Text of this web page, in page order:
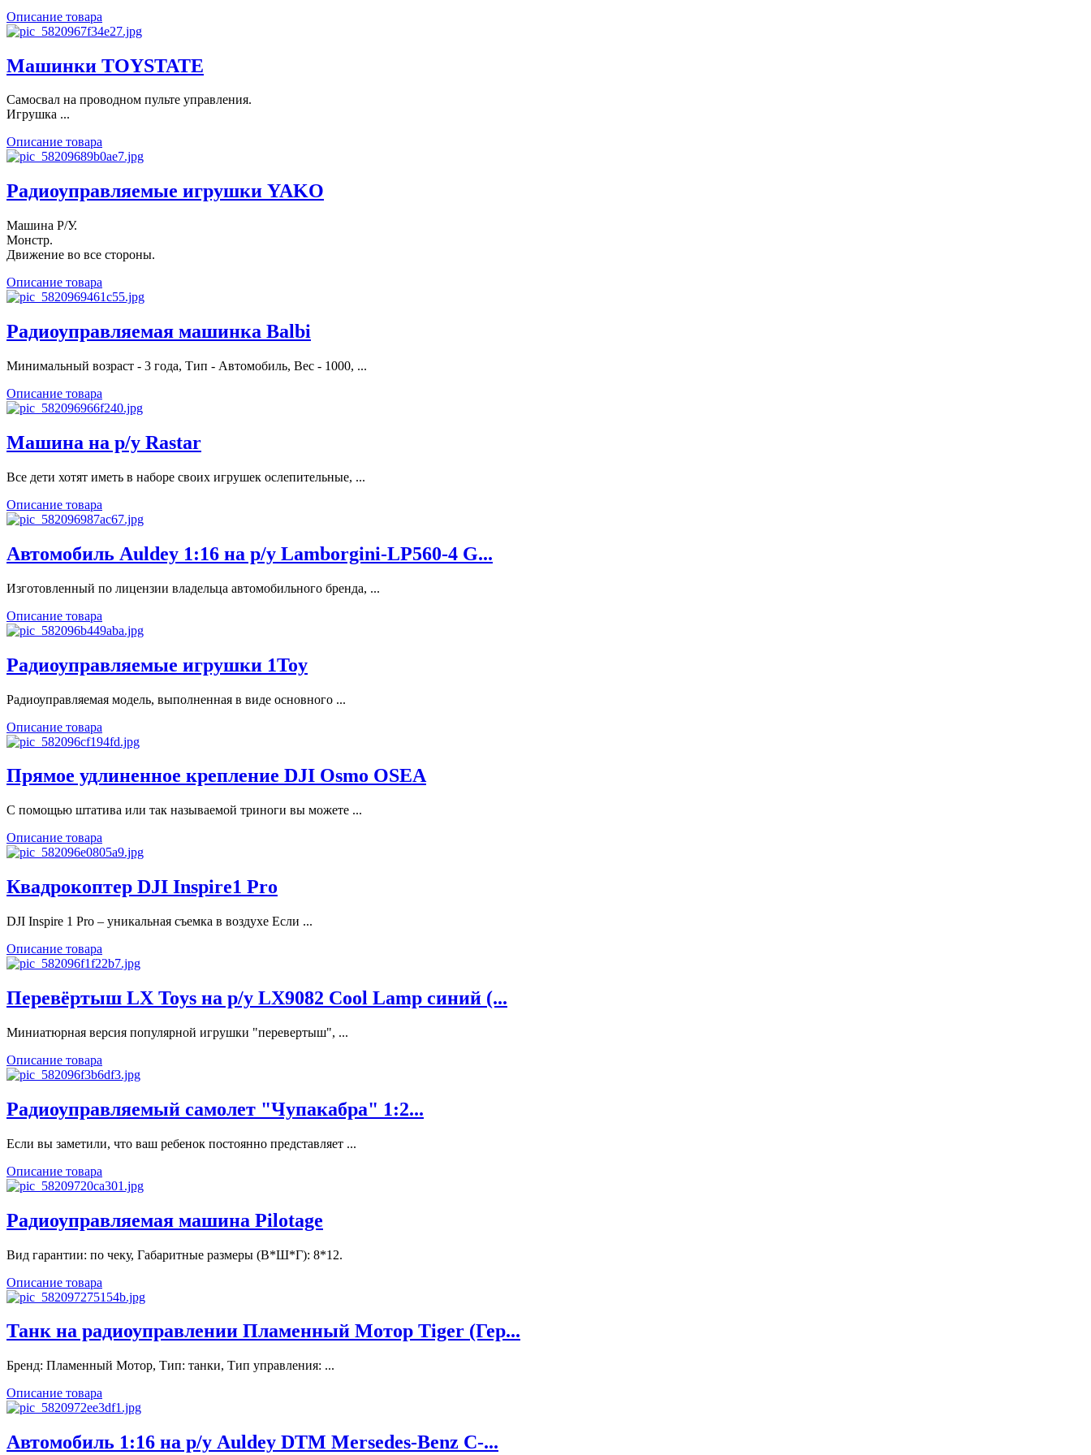
Описание товара
Машинки TOYSTATE
Самосвал на проводном пульте управления.
Игрушка ...
Описание товара
Радиоуправляемые игрушки YAKO
Машина Р/У.
Монстр.
Движение во все стороны.
Описание товара
Радиоуправляемая машинка Balbi
Минимальный возраст - 3 года, Тип - Автомобиль, Вес - 1000, ...
Описание товара
Машина на р/у Rastar
Все дети хотят иметь в наборе своих игрушек ослепительные, ...
Описание товара
Автомобиль Auldey 1:16 на р/у Lamborgini-LP560-4 G...
Изготовленный по лицензии владельца автомобильного бренда, ...
Описание товара
Радиоуправляемые игрушки 1Toy
Радиоуправляемая модель, выполненная в виде основного ...
Описание товара
Прямое удлиненное крепление DJI Osmo OSEA
С помощью штатива или так называемой триноги вы можете ...
Описание товара
Квадрокоптер DJI Inspire1 Pro
DJI Inspire 1 Pro – уникальная съемка в воздухе Если ...
Описание товара
Перевёртыш LX Toys на р/у LX9082 Cool Lamp синий (...
Миниатюрная версия популярной игрушки "перевертыш", ...
Описание товара
Радиоуправляемый самолет "Чупакабра" 1:2...
Если вы заметили, что ваш ребенок постоянно представляет ...
Описание товара
Радиоуправляемая машина Pilotage
Вид гарантии: по чеку, Габаритные размеры (В*Ш*Г): 8*12.
Описание товара
Танк на радиоуправлении Пламенный Мотор Tiger (Гер...
Бренд: Пламенный Мотор, Тип: танки, Тип управления: ...
Описание товара
Автомобиль 1:16 на р/у Auldey DTM Mersedes-Benz C-...